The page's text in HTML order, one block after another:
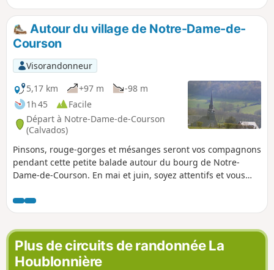
Autour du village de Notre-Dame-de-
Courson
Visorandonneur
5,17 km
+97 m
-98 m
1h 45
Facile
Départ à Notre-Dame-de-Courson
(Calvados)
Pinsons, rouge-gorges et mésanges seront vos compagnons
pendant cette petite balade autour du bourg de Notre-
Dame-de-Courson. En mai et juin, soyez attentifs et vous
Plus de circuits de randonnée La
Houblonnière